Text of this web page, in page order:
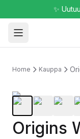
✨
Home Kauppa
Origins